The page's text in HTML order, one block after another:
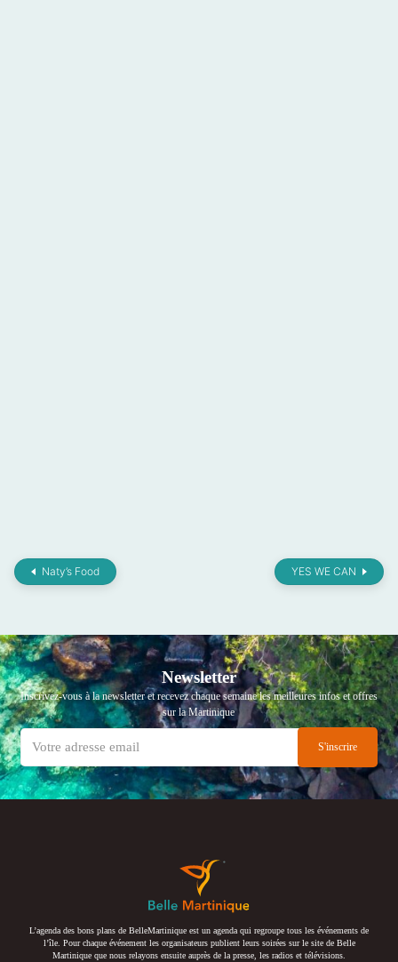
Naty’s Food YES WE CAN
Newsletter
Inscrivez-vous à la newsletter et recevez chaque semaine les meilleures infos et offres
sur la Martinique
L’agenda des bons plans de BelleMartinique est un agenda qui regroupe tous les événements de
l’île. Pour chaque événement les organisateurs publient leurs soirées sur le site de Belle
Martinique que nous relayons ensuite auprès de la presse, les radios et télévisions.